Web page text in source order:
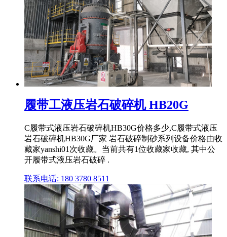
履带工液压岩石破碎机 HB20G
C履带式液压岩石破碎机HB30G价格多少,C履带式液压
岩石破碎机HB30G厂家 岩石破碎制砂系列设备价格由收
藏家yanshi01次收藏。当前共有1位收藏家收藏, 其中公
开履带式液压岩石破碎 .
联系电话: 180 3780 8511